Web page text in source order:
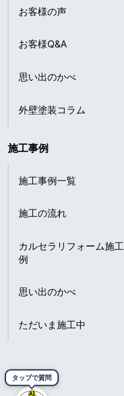
タップで質問
お客様の声
お客様Q&A
思い出のかべ
外壁塗装コラム
施工事例
施工事例一覧
施工の流れ
カルセラリフォーム施工
例
思い出のかべ
ただいま施工中